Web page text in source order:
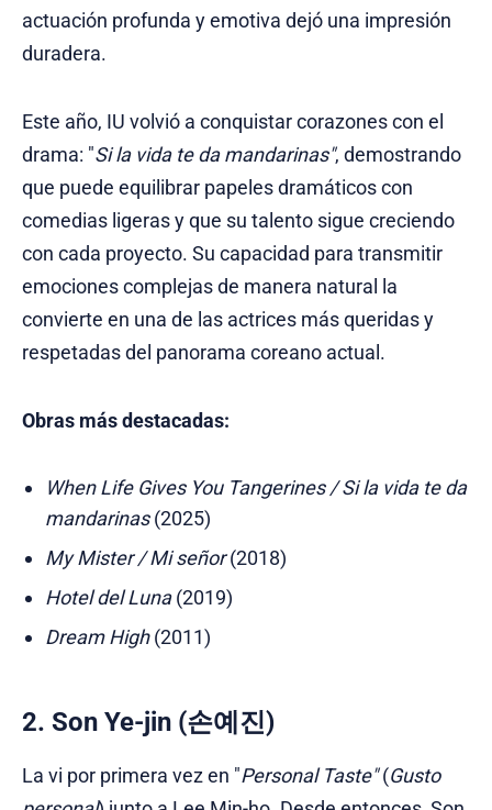
actuación profunda y emotiva dejó una impresión
duradera.
Este año, IU volvió a conquistar corazones con el
drama: "Si la vida te da mandarinas", demostrando
que puede equilibrar papeles dramáticos con
comedias ligeras y que su talento sigue creciendo
con cada proyecto. Su capacidad para transmitir
emociones complejas de manera natural la
convierte en una de las actrices más queridas y
respetadas del panorama coreano actual.
Obras más destacadas:
When Life Gives You Tangerines / Si la vida te da
mandarinas(2025)
My Mister / Mi señor(2018)
Hotel del Luna(2019)
Dream High(2011)
2. Son Ye-jin (손예진)
La vi por primera vez en "Personal Taste"(Gusto